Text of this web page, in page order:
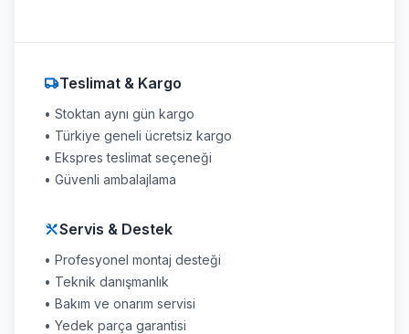
Teslimat & Kargo
• Stoktan aynı gün kargo
• Türkiye geneli ücretsiz kargo
• Ekspres teslimat seçeneği
• Güvenli ambalajlama
Servis & Destek
• Profesyonel montaj desteği
• Teknik danışmanlık
• Bakım ve onarım servisi
• Yedek parça garantisi